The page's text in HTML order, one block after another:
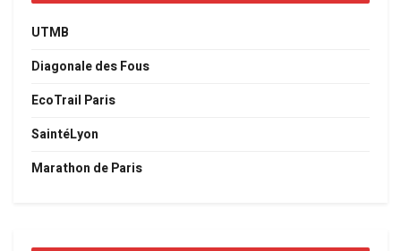
UTMB
Diagonale des Fous
EcoTrail Paris
SaintéLyon
Marathon de Paris